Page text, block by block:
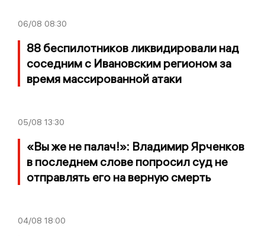
06/08 08:30
88 беспилотников ликвидировали над
соседним с Ивановским регионом за
время массированной атаки
05/08 13:30
«Вы же не палач!»: Владимир Ярченков
в последнем слове попросил суд не
отправлять его на верную смерть
04/08 18:00